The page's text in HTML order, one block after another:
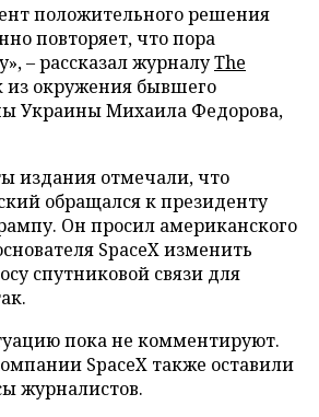
положительного решения
повторяет, что пора
– рассказал журналуThe
из окружения бывшего
Украины Михаила Федорова,
издания отмечали, что
обращался к президенту
Он просил американского
SpaceX изменить
спутниковой связи для
пока не комментируют.
SpaceX также оставили
журналистов.